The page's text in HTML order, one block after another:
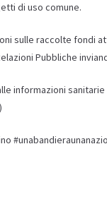
di uso comune.
sulle raccolte fondi
Pubbliche
informazioni